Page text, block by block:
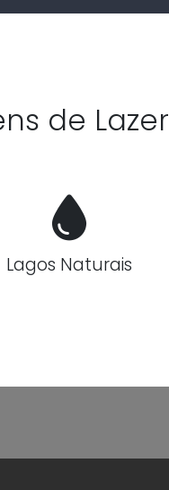
de Lazer
Lagos Naturais